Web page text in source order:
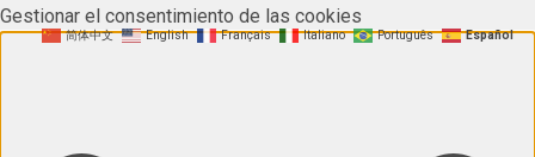
Gestionar el consentimiento de las cookies
简体中文 English Français Italiano Português Español